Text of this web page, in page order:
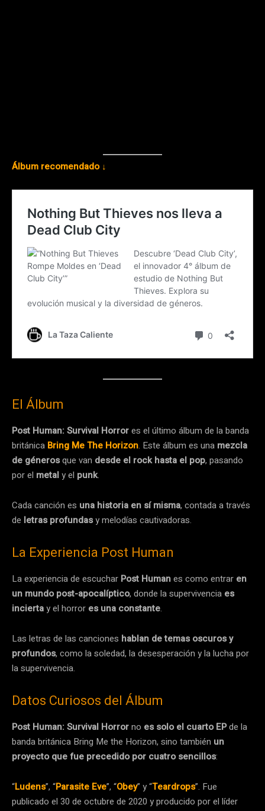
Álbum recomendado ↓
El Álbum
Post Human: Survival Horrores el último álbum de la banda
británica Bring Me The Horizon. Este álbum es una mezcla
de génerosque van desde el rock hasta el pop, pasando
por el metaly el punk.
Cada canción es una historia en sí misma, contada a través
de letras profundasy melodías cautivadoras.
La Experiencia Post Human
La experiencia de escuchar Post Humanes como entrar en
un mundo post-apocalíptico, donde la supervivencia es
inciertay el horror es una constante.
Las letras de las canciones hablan de temas oscuros y
profundos, como la soledad, la desesperación y la lucha por
la supervivencia.
Datos Curiosos del Álbum
Post Human: Survival Horrorno es solo el cuarto EPde la
banda británica Bring Me the Horizon, sino también un
proyecto que fue precedido por cuatro sencillos:
“Ludens”, “Parasite Eve”, “Obey” y “Teardrops”. Fue
publicado el 30 de octubre de 2020 y producido por el líder